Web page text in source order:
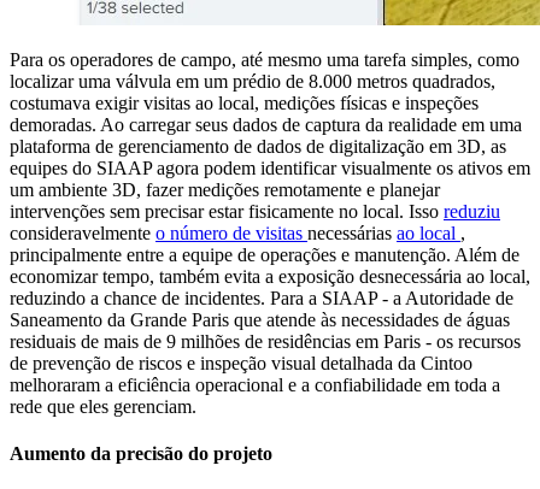
Para os operadores de campo, até mesmo uma tarefa simples, como
localizar uma válvula em um prédio de 8.000 metros quadrados,
costumava exigir visitas ao local, medições físicas e inspeções
demoradas. Ao carregar seus dados de captura da realidade em uma
plataforma de gerenciamento de dados de digitalização em 3D, as
equipes do SIAAP agora podem identificar visualmente os ativos em
um ambiente 3D, fazer medições remotamente e planejar
intervenções sem precisar estar fisicamente no local. Isso reduziu
consideravelmente o número de visitas necessárias ao local ,
principalmente entre a equipe de operações e manutenção. Além de
economizar tempo, também evita a exposição desnecessária ao local,
reduzindo a chance de incidentes. Para a SIAAP - a Autoridade de
Saneamento da Grande Paris que atende às necessidades de águas
residuais de mais de 9 milhões de residências em Paris - os recursos
de prevenção de riscos e inspeção visual detalhada da Cintoo
melhoraram a eficiência operacional e a confiabilidade em toda a
rede que eles gerenciam.
Aumento da precisão do projeto